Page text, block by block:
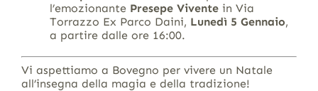
l’emozionante Presepe Viventein Via
Torrazzo Ex Parco Daini, Lunedì 5 Gennaio,
a partire dalle ore 16:00.
Vi aspettiamo a Bovegno per vivere un Natale
all’insegna della magia e della tradizione!